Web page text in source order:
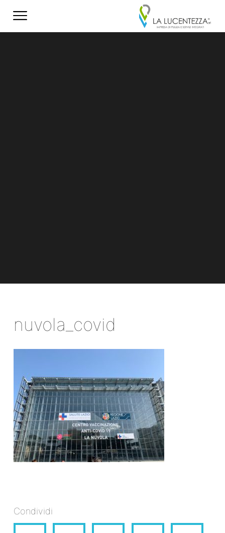
nuvola_covid
Condividi